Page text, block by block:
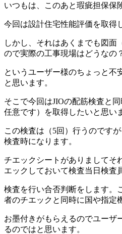
いつもは、このあと瑕疵担保保
今回は設計住宅性能評価を取得
しかし、それはあくまでも図面
ので実際の工事現場はどうなの
というユーザー様のちょっと不
と思います。
そこで今回はJIOの配筋検査と
任意です）を取得したいと思い
この検査は（5回）行うのです
検査時になります。
チエックシートがありましてそ
エックしておいて検査当日検査
検査を行い合否判断をします。
者のチエックと同時に国や指定
お墨付きがもらえるのでユーザ
るのではと思います。